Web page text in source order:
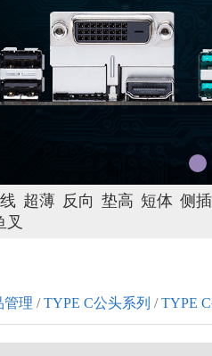
超薄 反向 垫高 短体 侧插
叉
管理 / TYPE C公头系列 / TYPE